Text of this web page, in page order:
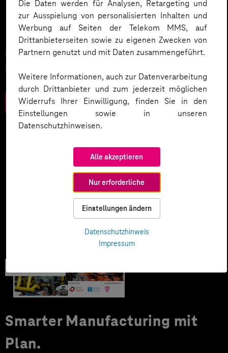
Die Daten werden für Analysen, Retargeting und
zur Ausspielung von personalisierten Inhalten und
Werbung auf Seiten der Telekom MMS, auf
Drittanbieterseiten sowie zu eigenen Zwecken von
Partnern genutzt und mit Daten zusammengeführt.
Weitere Informationen, auch zur Datenverarbeitung
durch Drittanbieter und zum jederzeit möglichen
Widerrufs Ihrer Einwilligung, finden Sie in den
Einstellungen sowie in unseren
Datenschutzhinweisen.
Alle akzeptieren
Nur erforderliche
Einstellungen ändern
Datenschutzhinweis
Impressum
Morgen gestalten.
Neue Chancen für Gesundheitsfürsorge und
Prävention.
Zum Download
Smarter Manufacturing mit
Plan.